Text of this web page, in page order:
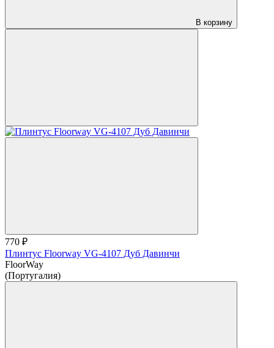
В корзину
770 ₽
Плинтус Floorway VG-4107 Дуб Давинчи
FloorWay
(Португалия)